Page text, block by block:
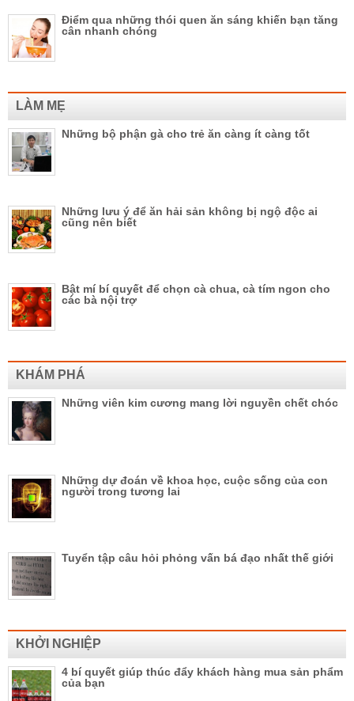
Điểm qua những thói quen ăn sáng khiến bạn tăng
cân nhanh chóng
LÀM MẸ
Những bộ phận gà cho trẻ ăn càng ít càng tốt
Những lưu ý để ăn hải sản không bị ngộ độc ai
cũng nên biết
Bật mí bí quyết để chọn cà chua, cà tím ngon cho
các bà nội trợ
KHÁM PHÁ
Những viên kim cương mang lời nguyền chết chóc
Những dự đoán về khoa học, cuộc sống của con
người trong tương lai
Tuyển tập câu hỏi phỏng vấn bá đạo nhất thế giới
KHỞI NGHIỆP
4 bí quyết giúp thúc đẩy khách hàng mua sản phẩm
của bạn